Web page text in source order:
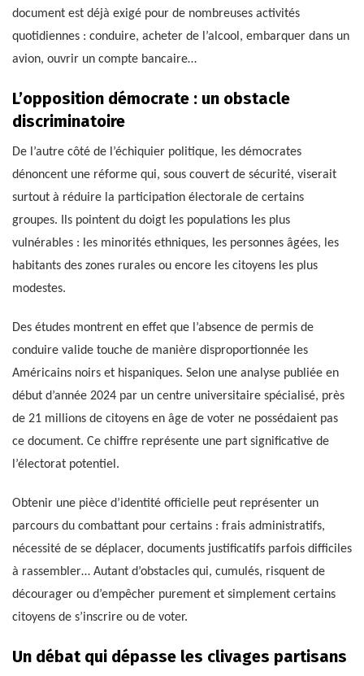
document est déjà exigé pour de nombreuses activités
quotidiennes : conduire, acheter de l’alcool, embarquer dans un
avion, ouvrir un compte bancaire…
L’opposition démocrate : un obstacle
discriminatoire
De l’autre côté de l’échiquier politique, les démocrates
dénoncent une réforme qui, sous couvert de sécurité, viserait
surtout à réduire la participation électorale de certains
groupes. Ils pointent du doigt les populations les plus
vulnérables : les minorités ethniques, les personnes âgées, les
habitants des zones rurales ou encore les citoyens les plus
modestes.
Des études montrent en effet que l’absence de permis de
conduire valide touche de manière disproportionnée les
Américains noirs et hispaniques. Selon une analyse publiée en
début d’année 2024 par un centre universitaire spécialisé, près
de 21 millions de citoyens en âge de voter ne possédaient pas
ce document. Ce chiffre représente une part significative de
l’électorat potentiel.
Obtenir une pièce d’identité officielle peut représenter un
parcours du combattant pour certains : frais administratifs,
nécessité de se déplacer, documents justificatifs parfois difficiles
à rassembler… Autant d’obstacles qui, cumulés, risquent de
décourager ou d’empêcher purement et simplement certains
citoyens de s’inscrire ou de voter.
Un débat qui dépasse les clivages partisans